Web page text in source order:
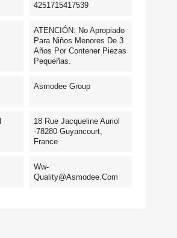
4251715417539
ATENCIÓN: No Apropiado
Para Niños Menores De 3
Años Por Contener Piezas
Pequeñas.
Asmodee Group
18 Rue Jacqueline Auriol
-78280 Guyancourt,
France
Ww-
Quality@asmodee.com